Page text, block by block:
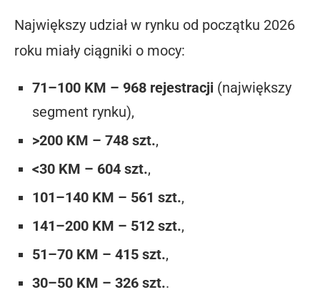
Największy udział w rynku od początku 2026
roku miały ciągniki o mocy:
71–100 KM – 968 rejestracji (największy
segment rynku),
>200 KM – 748 szt.,
<30 KM – 604 szt.,
101–140 KM – 561 szt.,
141–200 KM – 512 szt.,
51–70 KM – 415 szt.,
30–50 KM – 326 szt..